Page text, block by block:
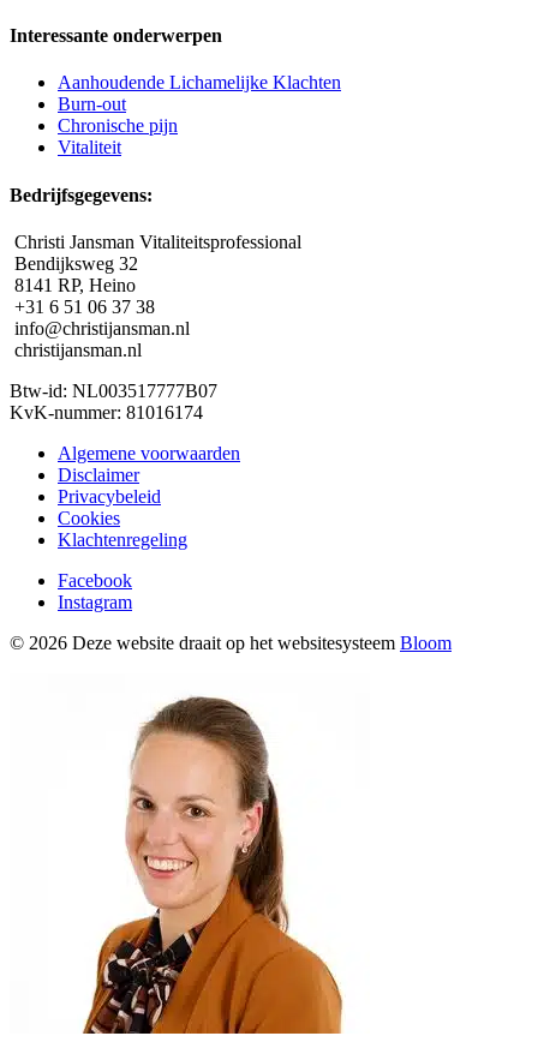
Interessante onderwerpen
Aanhoudende Lichamelijke Klachten
Burn-out
Chronische pijn
Vitaliteit
Bedrijfsgegevens:
Christi Jansman Vitaliteitsprofessional
Bendijksweg 32
8141 RP, Heino
+31 6 51 06 37 38
info@christijansman.nl
christijansman.nl
Btw-id: NL003517777B07
KvK-nummer: 81016174
Algemene voorwaarden
Disclaimer
Privacybeleid
Cookies
Klachtenregeling
Facebook
Instagram
© 2026 Deze website draait op het websitesysteem Bloom